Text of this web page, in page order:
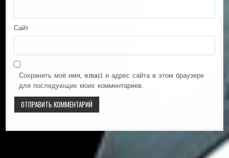
Сайт
Сохранить моё имя, email и адрес сайта в этом браузере
для последующих моих комментариев.